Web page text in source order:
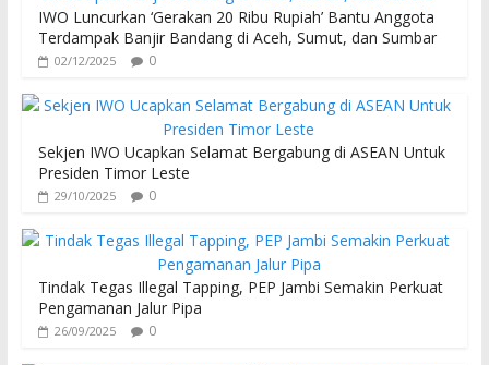
IWO Luncurkan ‘Gerakan 20 Ribu Rupiah’ Bantu Anggota
Terdampak Banjir Bandang di Aceh, Sumut, dan Sumbar
02/12/2025 0
Sekjen IWO Ucapkan Selamat Bergabung di ASEAN Untuk
Presiden Timor Leste
29/10/2025 0
Tindak Tegas Illegal Tapping, PEP Jambi Semakin Perkuat
Pengamanan Jalur Pipa
26/09/2025 0